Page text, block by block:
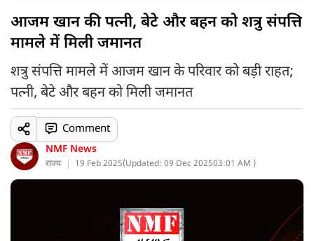
आजम खान की पत्नी, बेटे और बहन को शत्रु संपत्ति
मामले में मिली जमानत
शत्रु संपत्ति मामले में आजम खान के परिवार को बड़ी राहत;
पत्नी, बेटे और बहन को मिली जमानत
NMF News
राज्य 19 Feb 2025(Updated: 09 Dec 202503:01 AM )
Comment